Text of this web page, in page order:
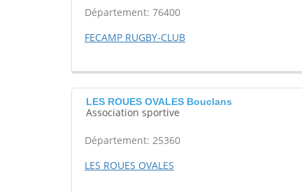
Département: 76400
FECAMP RUGBY-CLUB
LES ROUES OVALES Bouclans
Association sportive
Département: 25360
LES ROUES OVALES